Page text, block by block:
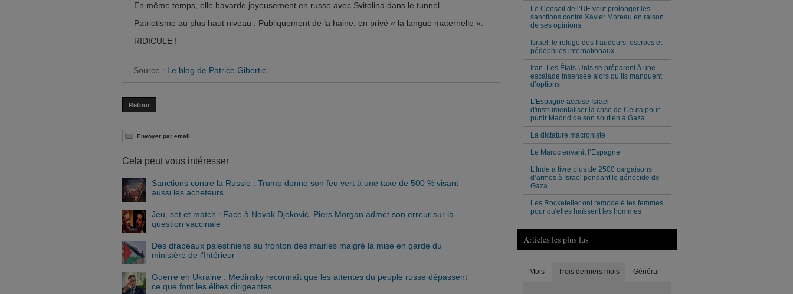
En même temps, elle bavarde joyeusement en russe avec Svitolina dans le tunnel.
Patriotisme au plus haut niveau : Publiquement de la haine, en privé « la langue maternelle ».
RIDICULE !
- Source : Le blog de Patrice Gibertie
Retour
Envoyer par email
Cela peut vous intéresser
Sanctions contre la Russie : Trump donne son feu vert à une taxe de 500 % visant
aussi les acheteurs
Jeu, set et match : Face à Novak Djokovic, Piers Morgan admet son erreur sur la
question vaccinale
Des drapeaux palestiniens au fronton des mairies malgré la mise en garde du
ministère de l’Intérieur
Guerre en Ukraine : Medinsky reconnaît que les attentes du peuple russe dépassent
ce que font les élites dirigeantes
Le Conseil de l’UE veut prolonger les
sanctions contre Xavier Moreau en raison
de ses opinions
Israël, le refuge des fraudeurs, escrocs et
pédophiles internationaux
Iran. Les États-Unis se préparent à une
escalade insensée alors qu’ils manquent
d’options
L'Espagne accuse Israël
d'instrumentaliser la crise de Ceuta pour
punir Madrid de son soutien à Gaza
La dictature macroniste
Le Maroc envahit l’Espagne
L’Inde a livré plus de 2500 cargaisons
d’armes à Israël pendant le génocide de
Gaza
Les Rockefeller ont remodelé les femmes
pour qu'elles haïssent les hommes
Articles les plus lus
Mois Trois derniers mois Général